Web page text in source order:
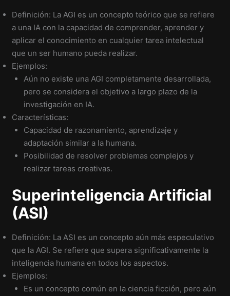
Definición: La AGI es un concepto teórico que se refiere
a una IA con la capacidad de comprender, aprender y
aplicar el conocimiento en cualquier tarea intelectual
que un ser humano pueda realizar.
Ejemplos:
Aún no existe una AGI completamente desarrollada,
pero se considera el objetivo a largo plazo de la
investigación en IA.
Características:
Capacidad de razonamiento, aprendizaje y
adaptación similar a la humana.
Posibilidad de resolver problemas complejos y
realizar tareas creativas.
Superinteligencia Artificial
(ASI)
Definición: La ASI es un concepto aún más especulativo
que la AGI. Se refiere que supera significativamente la
inteligencia humana en todos los aspectos.
Ejemplos:
Es un concepto común en la ciencia ficción, pero aún